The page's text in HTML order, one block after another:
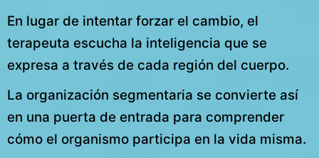
En lugar de intentar forzar el cambio, el
terapeuta escucha la inteligencia que se
expresa a través de cada región del cuerpo.
La organización segmentaria se convierte así
en una puerta de entrada para comprender
cómo el organismo participa en la vida misma.